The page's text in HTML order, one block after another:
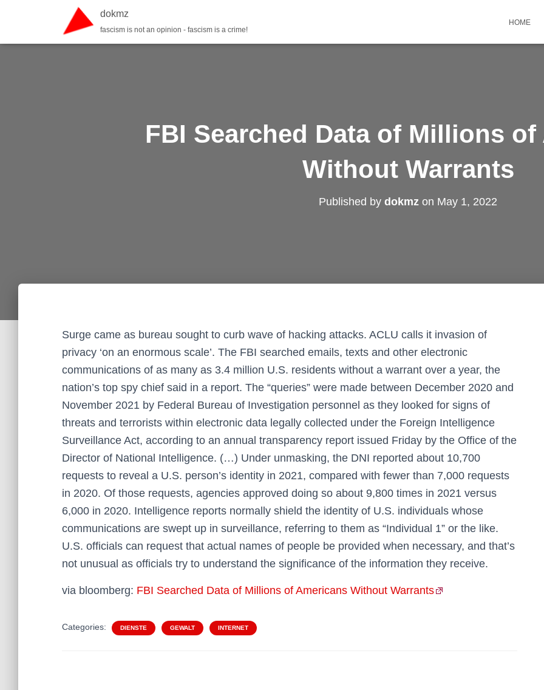
dokmz
fascism is not an opinion - fascism is a crime!
HOME
FBI Searched Data of Millions of
Without Warrants
Published by dokmz on May 1, 2022
Surge came as bureau sought to curb wave of hacking attacks. ACLU calls it invasion of
privacy ‘on an enormous scale’. The FBI searched emails, texts and other electronic
communications of as many as 3.4 million U.S. residents without a warrant over a year, the
nation’s top spy chief said in a report. The “queries” were made between December 2020 and
November 2021 by Federal Bureau of Investigation personnel as they looked for signs of
threats and terrorists within electronic data legally collected under the Foreign Intelligence
Surveillance Act, according to an annual transparency report issued Friday by the Office of the
Director of National Intelligence. (…) Under unmasking, the DNI reported about 10,700
requests to reveal a U.S. person’s identity in 2021, compared with fewer than 7,000 requests
in 2020. Of those requests, agencies approved doing so about 9,800 times in 2021 versus
6,000 in 2020. Intelligence reports normally shield the identity of U.S. individuals whose
communications are swept up in surveillance, referring to them as “Individual 1” or the like.
U.S. officials can request that actual names of people be provided when necessary, and that’s
not unusual as officials try to understand the significance of the information they receive.
via bloomberg: FBI Searched Data of Millions of Americans Without Warrants
Categories: DIENSTE GEWALT INTERNET